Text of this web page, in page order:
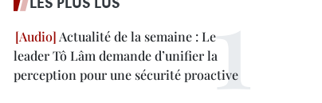
Actualité de la semaine : Le
leader Tô Lâm demande d’unifier la
perception pour une sécurité proactive